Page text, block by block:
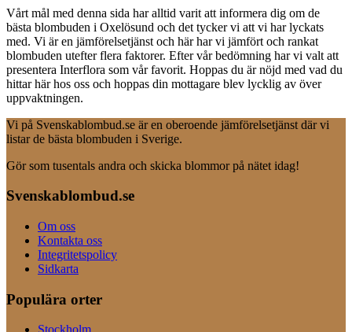
Vårt mål med denna sida har alltid varit att informera dig om de
bästa blombuden i Oxelösund och det tycker vi att vi har lyckats
med. Vi är en jämförelsetjänst och här har vi jämfört och rankat
blombuden utefter flera faktorer. Efter vår bedömning har vi valt att
presentera Interflora som vår favorit. Hoppas du är nöjd med vad du
hittar här hos oss och hoppas din mottagare blev lycklig av över
uppvaktningen.
Vi på Svenskablombud.se är en oberoende jämförelsetjänst där vi
listar de bästa blombuden i Sverige.
Gör som tusentals andra och skicka blommor på nätet idag!
Svenskablombud.se
Om oss
Kontakta oss
Integritetspolicy
Sidkarta
Populära orter